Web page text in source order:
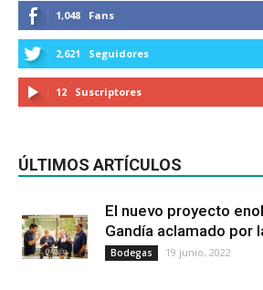
1,048 Fans
2,621 Seguidores
12 Suscriptores
ÚLTIMOS ARTÍCULOS
El nuevo proyecto
Gandía aclamado por
Bodegas 19 junio, 2022